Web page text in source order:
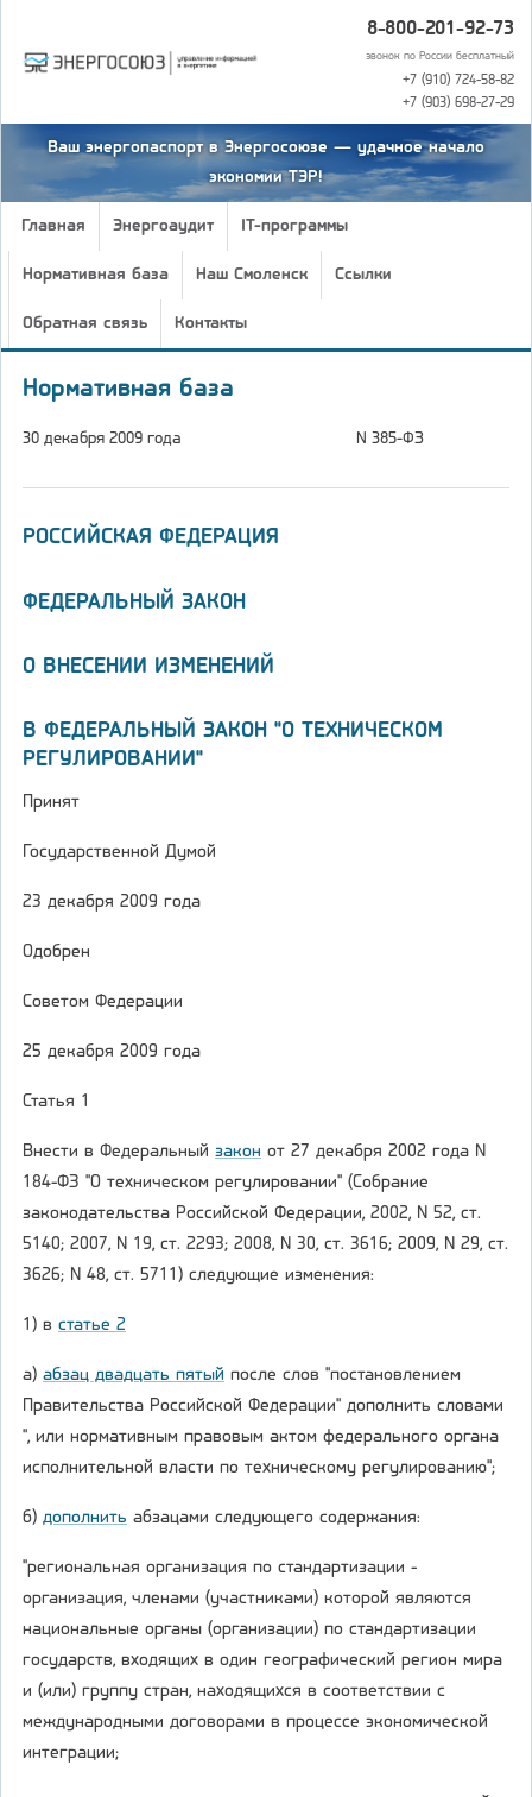
8-800-201-92-73
звонок по России бесплатный
+7 (910) 724-58-82
+7 (903) 698-27-29
Ваш энергопаспорт в Энергосоюзе — удачное начало
экономии ТЭР!
Главная Энергоаудит IT-программы
Нормативная база Наш Смоленск Ссылки
Обратная связь Контакты
Нормативная база
30 декабря 2009 года N 385-ФЗ
РОССИЙСКАЯ ФЕДЕРАЦИЯ
ФЕДЕРАЛЬНЫЙ ЗАКОН
О ВНЕСЕНИИ ИЗМЕНЕНИЙ
В ФЕДЕРАЛЬНЫЙ ЗАКОН "О ТЕХНИЧЕСКОМ
РЕГУЛИРОВАНИИ"
Принят
Государственной Думой
23 декабря 2009 года
Одобрен
Советом Федерации
25 декабря 2009 года
Статья 1
Внести в Федеральный закон от 27 декабря 2002 года N
184-ФЗ "О техническом регулировании" (Собрание
законодательства Российской Федерации, 2002, N 52, ст.
5140; 2007, N 19, ст. 2293; 2008, N 30, ст. 3616; 2009, N 29, ст.
3626; N 48, ст. 5711) следующие изменения:
1) в статье 2
а) абзац двадцать пятый после слов "постановлением
Правительства Российской Федерации" дополнить словами
", или нормативным правовым актом федерального органа
исполнительной власти по техническому регулированию";
б) дополнить абзацами следующего содержания:
"региональная организация по стандартизации -
организация, членами (участниками) которой являются
национальные органы (организации) по стандартизации
государств, входящих в один географический регион мира
и (или) группу стран, находящихся в соответствии с
международными договорами в процессе экономической
интеграции;